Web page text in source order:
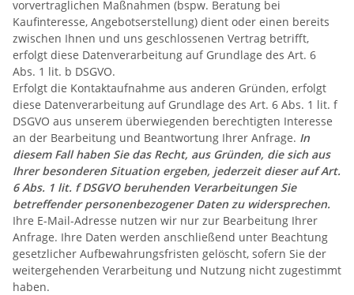
vorvertraglichen Maßnahmen (bspw. Beratung bei
Kaufinteresse, Angebotserstellung) dient oder einen bereits
zwischen Ihnen und uns geschlossenen Vertrag betrifft,
erfolgt diese Datenverarbeitung auf Grundlage des Art. 6
Abs. 1 lit. b DSGVO.
Erfolgt die Kontaktaufnahme aus anderen Gründen, erfolgt
diese Datenverarbeitung auf Grundlage des Art. 6 Abs. 1 lit. f
DSGVO aus unserem überwiegenden berechtigten Interesse
an der Bearbeitung und Beantwortung Ihrer Anfrage. In
diesem Fall haben Sie das Recht, aus Gründen, die sich aus
Ihrer besonderen Situation ergeben, jederzeit dieser auf Art.
6 Abs. 1 lit. f DSGVO beruhenden Verarbeitungen Sie
betreffender personenbezogener Daten zu widersprechen.
Ihre E-Mail-Adresse nutzen wir nur zur Bearbeitung Ihrer
Anfrage. Ihre Daten werden anschließend unter Beachtung
gesetzlicher Aufbewahrungsfristen gelöscht, sofern Sie der
weitergehenden Verarbeitung und Nutzung nicht zugestimmt
haben.